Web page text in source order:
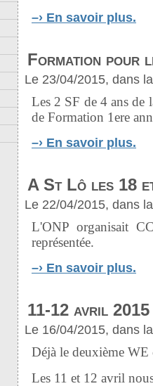
–› En savoir plus.
Formation pour
Le 23/04/2015, dans
Les 2 SF de 4 ans de
de Formation 1ere
–› En savoir plus.
A St Lô les 18
Le 22/04/2015, dans
L'ONP organisait
représentée.
–› En savoir plus.
11-12 avril
Le 16/04/2015, dans
Déjà le deuxième
Les 11 et 12 avril